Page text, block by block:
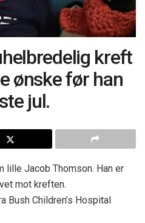
kreft
ønske før han
jul.
lille Jacob Thomson. Han er
mot kreften.
Bush Children’s Hospital